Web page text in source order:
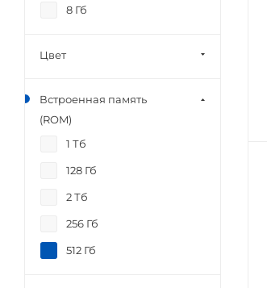
8 Гб
Цвет
Встроенная память
(ROM)
1 Тб
128 Гб
2 Тб
256 Гб
512 Гб